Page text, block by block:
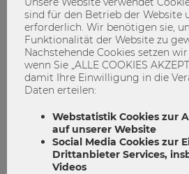
Abschließend unterstrich er die
wissenschaftlicher Kommunikation:
„Es liegt in der
Wissenschaftlerinnen,
differenziert und
Die ganze Diskussion zum
sind für den Betrieb der Website
erforderlich. Wir benötigen sie,
Funktionalität der Website zu
Nachstehende Cookies setzen
wenn Sie „ALLE COOKIES
damit Ihre Einwilligung in die
Daten erteilen:
Webstatistik Cookies zur
auf unserer Website
Social Media Cookies zur
Drittanbieter Services,
Videos